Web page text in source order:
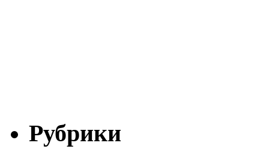
Рубрики